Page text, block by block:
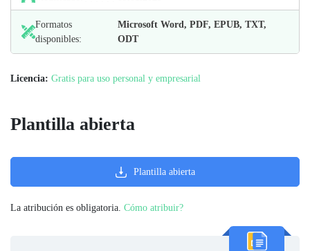
Formatos
disponibles:
Microsoft Word, PDF, EPUB, TXT,
ODT
Licencia: Gratis para uso personal y empresarial
Plantilla abierta
Plantilla abierta
La atribución es obligatoria. Cómo atribuir?